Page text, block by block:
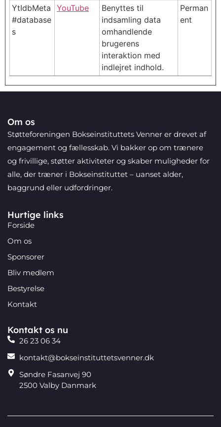
YtIdbMeta
#database
s
YouTube
Benyttes til
indsamling data
omhandlende
brugerens
interaktion med
indlejret indhold.
Perman
ent
Om os
Støtteforeningen Bokseinstituttets Venner er drevet af
engagement og fællesskab. Vi bakker op om trænere
og frivillige, støtter aktiviteter og skaber muligheder for
alle, der træner i Bokseinstituttet – uanset alder,
baggrund eller udfordringer.
Hurtige links
Forside
Om os
Sponsorer
Bliv medlem
Bestyrelse
Kontakt
Kontakt os nu
26 23 06 34
kontakt@bokseinstituttetsvenner.dk
Søndre Fasanvej 90
2500 Valby Danmark